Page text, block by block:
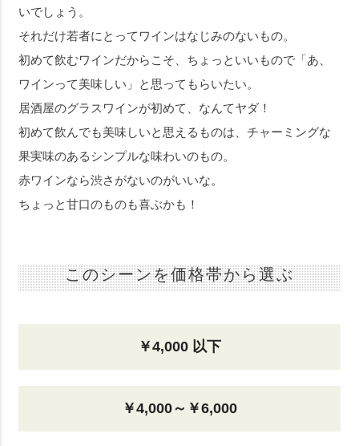
いでしょう。
それだけ若者にとってワインはなじみのないもの。
初めて飲むワインだからこそ、ちょっといいもので「あ、
ワインって美味しい」と思ってもらいたい。
居酒屋のグラスワインが初めて、なんてヤダ！
初めて飲んでも美味しいと思えるものは、チャーミングな
果実味のあるシンプルな味わいのもの。
赤ワインなら渋さがないのがいいな。
ちょっと甘口のものも喜ぶかも！
このシーンを価格帯から選ぶ
￥4,000 以下
￥4,000～￥6,000